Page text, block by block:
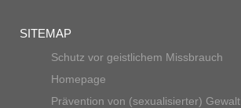
SITEMAP
Schutz vor geistlichem Missbrauch
Homepage
Prävention von (sexualisierter) Gewalt